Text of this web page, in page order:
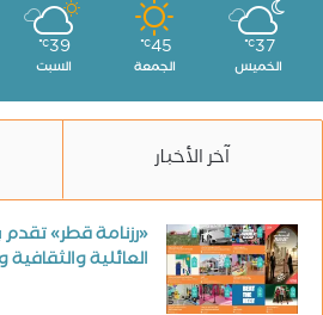
37
℃
الخميس
45
℃
الجمعة
39
℃
السبت
آخر الأخبار
«رزنامة قطر» تقدم
العائلية